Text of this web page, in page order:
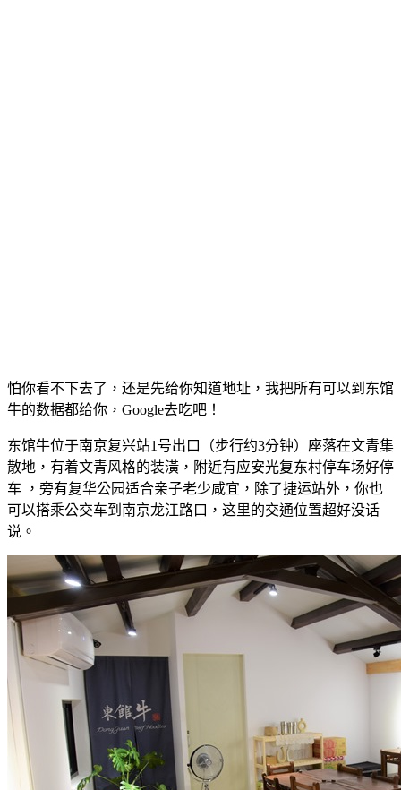
怕你看不下去了，还是先给你知道地址，我把所有可以到东馆
牛的数据都给你，Google去吃吧！
东馆牛位于南京复兴站1号出口（步行约3分钟）座落在文青集
散地，有着文青风格的装潢，附近有应安光复东村停车场好停
车 ，旁有复华公园适合亲子老少咸宜，除了捷运站外，你也
可以搭乘公交车到南京龙江路口，这里的交通位置超好没话
说。